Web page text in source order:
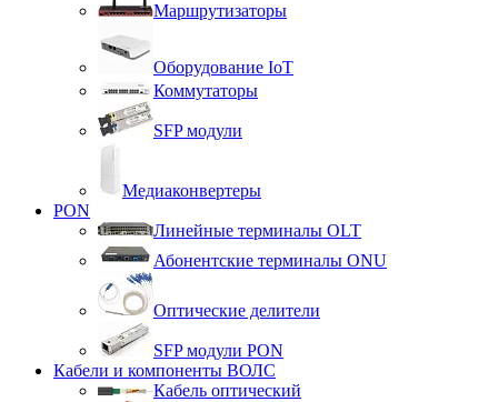
Маршрутизаторы
Оборудование IoT
Коммутаторы
SFP модули
Медиаконвертеры
PON
Линейные терминалы OLT
Абонентские терминалы ONU
Оптические делители
SFP модули PON
Кабели и компоненты ВОЛС
Кабель оптический